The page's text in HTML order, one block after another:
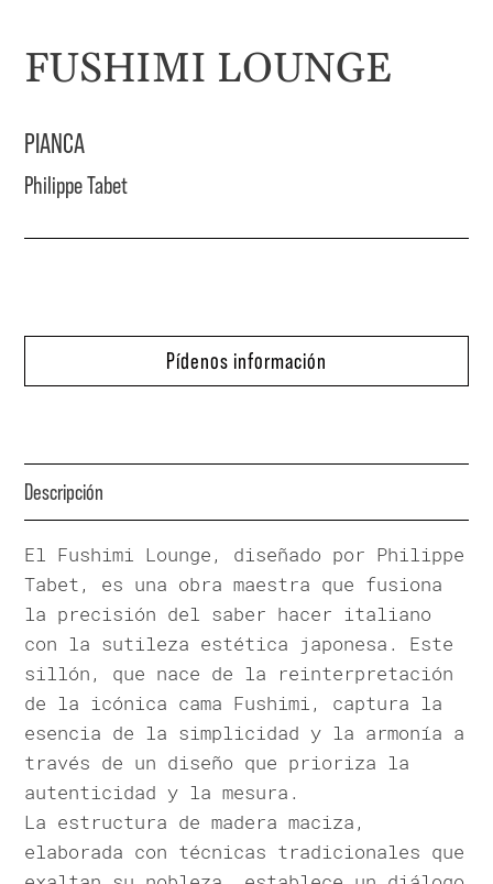
FUSHIMI LOUNGE
PIANCA
Philippe Tabet
Pídenos información
Descripción
El Fushimi Lounge, diseñado por Philippe
Tabet, es una obra maestra que fusiona
la precisión del saber hacer italiano
con la sutileza estética japonesa. Este
sillón, que nace de la reinterpretación
de la icónica cama Fushimi, captura la
esencia de la simplicidad y la armonía a
través de un diseño que prioriza la
autenticidad y la mesura.
La estructura de madera maciza,
elaborada con técnicas tradicionales que